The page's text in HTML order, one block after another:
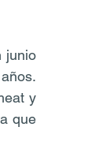
junio
y
que